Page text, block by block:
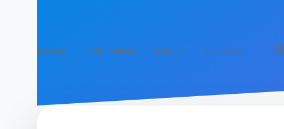
Anasayfa Gizlilik Politikası Yasal Uyarı Hakkımızda